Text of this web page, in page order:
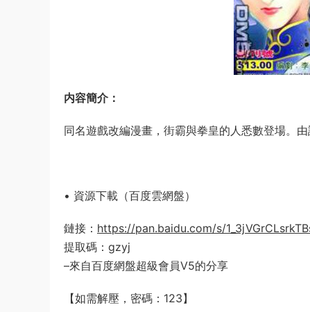
内容簡介：
同名遊戲改編漫畫，街霸與拳皇的人悉數登場。由
• 資源下載（百度雲網盤）
鏈接： https://pan.baidu.com/s/
提取碼：gzyj
–來自百度網盤超級會員V5的分享
【如需解壓，密碼：123】